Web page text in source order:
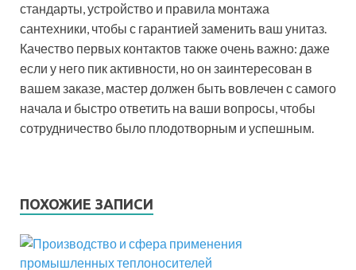
стандарты, устройство и правила монтажа
сантехники, чтобы с гарантией заменить ваш унитаз.
Качество первых контактов также очень важно: даже
если у него пик активности, но он заинтересован в
вашем заказе, мастер должен быть вовлечен с самого
начала и быстро ответить на ваши вопросы, чтобы
сотрудничество было плодотворным и успешным.
ПОХОЖИЕ ЗАПИСИ